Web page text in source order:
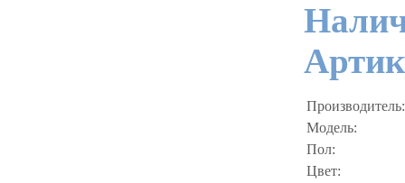
Производитель:
Модель:
Пол:
Цвет: